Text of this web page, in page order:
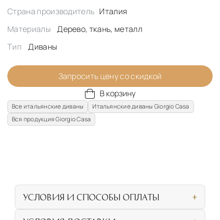
Страна производитель Италия
Материалы
Дерево, ткань, металл
Тип
Диваны
Запросить цену со скидкой
В корзину
Все итальянские диваны
Итальянские диваны Giorgio Casa
Вся продукция Giorgio Casa
УСЛОВИЯ И СПОСОБЫ ОПЛАТЫ